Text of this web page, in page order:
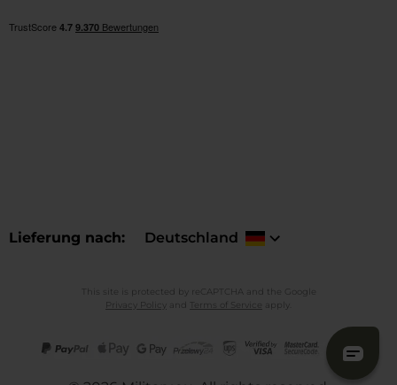
Lieferung nach Deutschland
This site is protected by reCAPTCHA and the Google
Privacy Policy
and Terms of Service apply.